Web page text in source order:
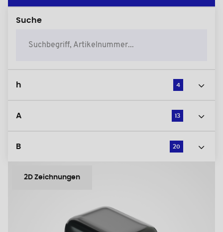
Suche
h 4
A 13
B 20
2D Zeichnungen